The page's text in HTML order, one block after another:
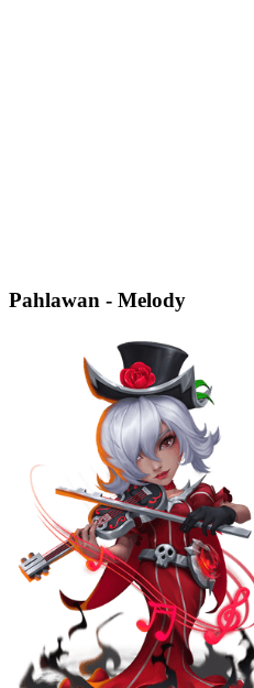
Pahlawan - Melody